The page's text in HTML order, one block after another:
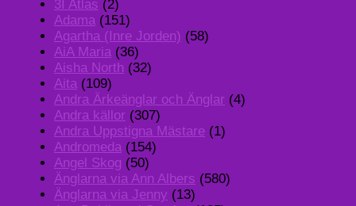
3I Atlas (2)
Adama (151)
Agartha (Inre Jorden) (58)
AiA Maria (36)
Aisha North (32)
Aita (109)
Andra Ärkeänglar och Änglar (4)
Andra källor (307)
Andra Uppstigna Mästare (1)
Andromeda (154)
Angel Skog (50)
Änglarna via Ann Albers (580)
Änglarna via Jenny (13)